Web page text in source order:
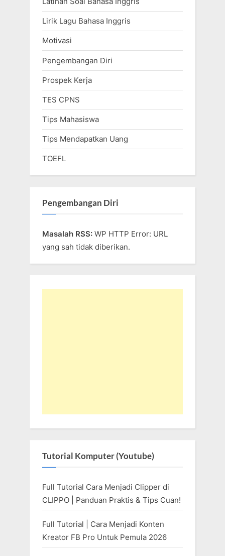
Lirik Lagu Bahasa Inggris
Motivasi
Pengembangan Diri
Prospek Kerja
TES CPNS
Tips Mahasiswa
Tips Mendapatkan Uang
TOEFL
Pengembangan Diri
Masalah RSS: WP HTTP Error: URL
yang sah tidak diberikan.
Tutorial Komputer (Youtube)
Full Tutorial Cara Menjadi Clipper di
CLIPPO | Panduan Praktis & Tips Cuan!
Full Tutorial | Cara Menjadi Konten
Kreator FB Pro Untuk Pemula 2026